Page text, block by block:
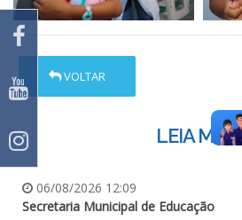
VOLTAR
LEIA MAIS
06/08/2026 12:09
Secretaria Municipal de Educação